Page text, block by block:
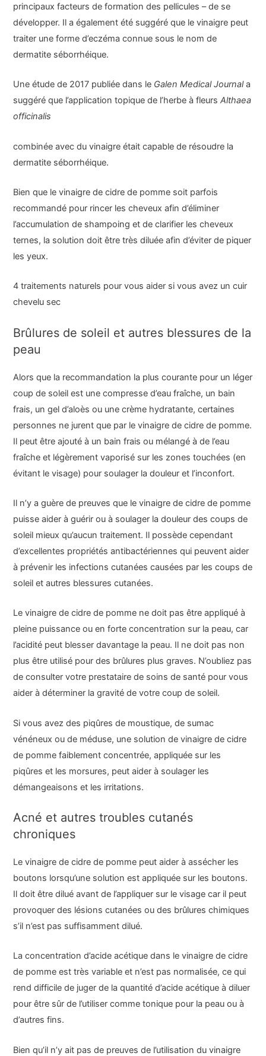
principaux facteurs de formation des pellicules – de se
développer. Il a également été suggéré que le vinaigre peut
traiter une forme d’eczéma connue sous le nom de
dermatite séborrhéique.
Une étude de 2017 publiée dans le Galen Medical Journala
suggéré que l’application topique de l’herbe à fleursAlthaea
officinalis
combinée avec du vinaigre était capable de résoudre la
dermatite séborrhéique.
Bien que le vinaigre de cidre de pomme soit parfois
recommandé pour rincer les cheveux afin d’éliminer
l’accumulation de shampoing et de clarifier les cheveux
ternes, la solution doit être très diluée afin d’éviter de piquer
les yeux.
4 traitements naturels pour vous aider si vous avez un cuir
chevelu sec
Brûlures de soleil et autres blessures de la
peau
Alors que la recommandation la plus courante pour un léger
coup de soleil est une compresse d’eau fraîche, un bain
frais, un gel d’aloès ou une crème hydratante, certaines
personnes ne jurent que par le vinaigre de cidre de pomme.
Il peut être ajouté à un bain frais ou mélangé à de l’eau
fraîche et légèrement vaporisé sur les zones touchées (en
évitant le visage) pour soulager la douleur et l’inconfort.
Il n’y a guère de preuves que le vinaigre de cidre de pomme
puisse aider à guérir ou à soulager la douleur des coups de
soleil mieux qu’aucun traitement. Il possède cependant
d’excellentes propriétés antibactériennes qui peuvent aider
à prévenir les infections cutanées causées par les coups de
soleil et autres blessures cutanées.
Le vinaigre de cidre de pomme ne doit pas être appliqué à
pleine puissance ou en forte concentration sur la peau, car
l’acidité peut blesser davantage la peau. Il ne doit pas non
plus être utilisé pour des brûlures plus graves. N’oubliez pas
de consulter votre prestataire de soins de santé pour vous
aider à déterminer la gravité de votre coup de soleil.
Si vous avez des piqûres de moustique, de sumac
vénéneux ou de méduse, une solution de vinaigre de cidre
de pomme faiblement concentrée, appliquée sur les
piqûres et les morsures, peut aider à soulager les
démangeaisons et les irritations.
Acné et autres troubles cutanés
chroniques
Le vinaigre de cidre de pomme peut aider à assécher les
boutons lorsqu’une solution est appliquée sur les boutons.
Il doit être dilué avant de l’appliquer sur le visage car il peut
provoquer des lésions cutanées ou des brûlures chimiques
s’il n’est pas suffisamment dilué.
La concentration d’acide acétique dans le vinaigre de cidre
de pomme est très variable et n’est pas normalisée, ce qui
rend difficile de juger de la quantité d’acide acétique à diluer
pour être sûr de l’utiliser comme tonique pour la peau ou à
d’autres fins.
Bien qu’il n’y ait pas de preuves de l’utilisation du vinaigre